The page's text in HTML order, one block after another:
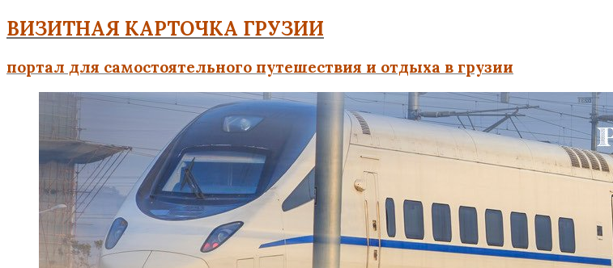
ВИЗИТНАЯ КАРТОЧКА ГРУЗИИ
портал для самостоятельного путешествия и отдыха в грузии